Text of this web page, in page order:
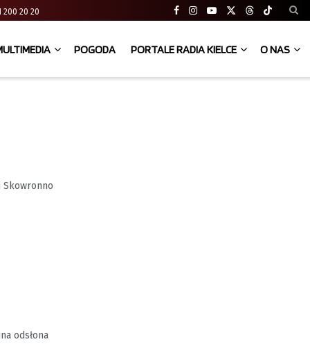
200 20 20
POGODA PORTALE RADIA KIELCE O NAS
Skowronno
odsłona